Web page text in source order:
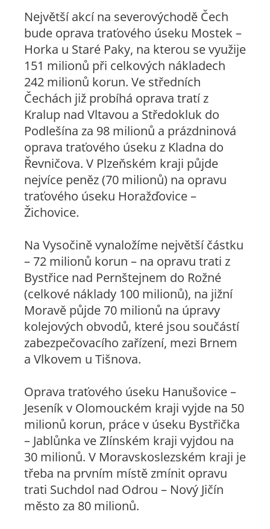
Největší akcí na severovýchodě Čech
bude oprava traťového úseku Mostek –
Horka u Staré Paky, na kterou se využije
151 milionů při celkových nákladech
242 milionů korun. Ve středních
Čechách již probíhá oprava tratí z
Kralup nad Vltavou a Středokluk do
Podlešína za 98 milionů a prázdninová
oprava traťového úseku z Kladna do
Řevničova. V Plzeňském kraji půjde
nejvíce peněz (70 milionů) na opravu
traťového úseku Horažďovice –
Žichovice.
Na Vysočině vynaložíme největší částku
– 72 milionů korun – na opravu trati z
Bystřice nad Pernštejnem do Rožné
(celkové náklady 100 milionů), na jižní
Moravě půjde 70 milionů na úpravy
kolejových obvodů, které jsou součástí
zabezpečovacího zařízení, mezi Brnem
a Vlkovem u Tišnova.
Oprava traťového úseku Hanušovice –
Jeseník v Olomouckém kraji vyjde na 50
milionů korun, práce v úseku Bystřička
– Jablůnka ve Zlínském kraji vyjdou na
30 milionů. V Moravskoslezském kraji je
třeba na prvním místě zmínit opravu
trati Suchdol nad Odrou – Nový Jičín
město za 80 milionů.